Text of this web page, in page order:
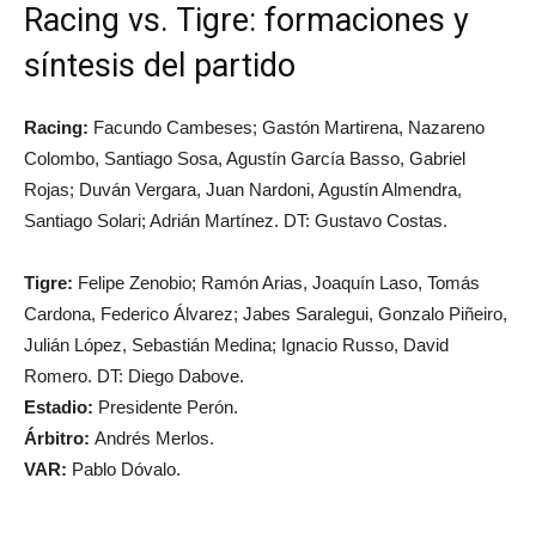
Racing vs. Tigre: formaciones y
síntesis del partido
Racing: Facundo Cambeses; Gastón Martirena, Nazareno
Colombo, Santiago Sosa, Agustín García Basso, Gabriel
Rojas; Duván Vergara, Juan Nardoni, Agustín Almendra,
Santiago Solari; Adrián Martínez. DT: Gustavo Costas.
Tigre: Felipe Zenobio; Ramón Arias, Joaquín Laso, Tomás
Cardona, Federico Álvarez; Jabes Saralegui, Gonzalo Piñeiro,
Julián López, Sebastián Medina; Ignacio Russo, David
Romero. DT: Diego Dabove.
Estadio: Presidente Perón.
Árbitro: Andrés Merlos.
VAR: Pablo Dóvalo.